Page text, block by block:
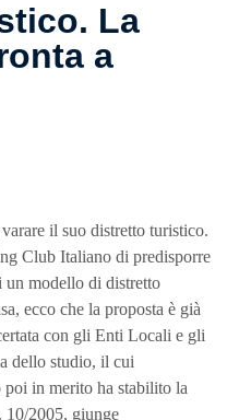
La
a
il suo distretto turistico.
Club Italiano di predisporre
un modello di distretto
ecco che la proposta è già
con gli Enti Locali e gli
dello studio, il cui
in merito ha stabilito la
10/2005, giunge